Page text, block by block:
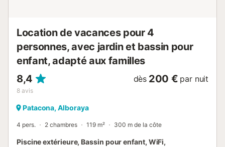
Location de vacances pour 4
personnes, avec jardin et bassin pour
enfant, adapté aux familles
8,4
8 avis
dès 200 € par nuit
Patacona, Alboraya
4 pers. 2 chambres 119 m² 300 m de la côte
Piscine extérieure, Bassin pour enfant, WiFi,